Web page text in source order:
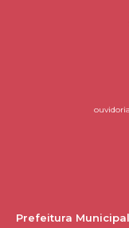
Prefeitura